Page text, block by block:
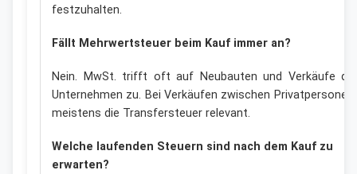
festzuhalten.
Fällt Mehrwertsteuer beim Kauf immer an?
Nein. MwSt. trifft oft auf Neubauten und Verkäufe
Unternehmen zu. Bei Verkäufen zwischen
meistens die Transfersteuer relevant.
Welche laufenden Steuern sind nach dem Kauf zu
erwarten?